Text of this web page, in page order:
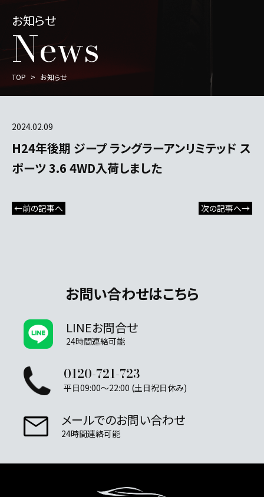
お知らせ
News
TOP お知らせ
2024.02.09
H24年後期 ジープ ラングラーアンリミテッド ス
ポーツ 3.6 4WD入荷しました
←前の記事へ 次の記事へ→
お問い合わせはこちら
LINEお問合せ
24時間連絡可能
0120-721-723
平日09:00～22:00 (土日祝日休み)
メールでのお問い合わせ
24時間連絡可能